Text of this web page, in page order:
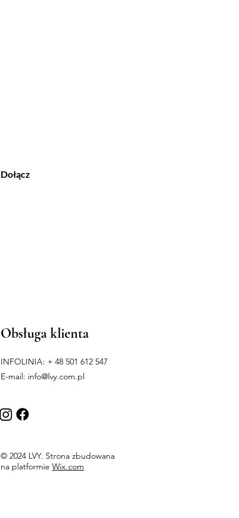
Dołącz
Obsługa klienta
INFOLINIA: + 48 501 612 547
E-mail: info@lvy.com.pl
© 2024 LVY. Strona zbudowana
na platformie Wix.com